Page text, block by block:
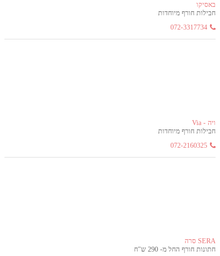
באסיקו
חבילות חורף מיוחדות
072-3317734
ויה - Via
חבילות חורף מיוחדות
072-2160325
SERA סרה
חתונות חורף החל מ- 290 ש"ח